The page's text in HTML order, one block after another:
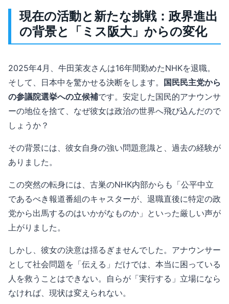
現在の活動と新たな挑戦：政界進出
の背景と「ミス阪大」からの変化
2025年4月、牛田茉友さんは16年間勤めたNHKを退職。
そして、日本中を驚かせる決断をします。
国民民主党から
の参議院選挙への立候補です。安定した国民的アナウンサ
ーの地位を捨て、なぜ彼女は政治の世界へ飛び込んだので
しょうか？
その背景には、彼女自身の強い問題意識と、過去の経験が
ありました。
この突然の転身には、古巣のNHK内部からも「公平中立
であるべき報道番組のキャスターが、退職直後に特定の政
党から出馬するのはいかがなものか」といった厳しい声が
上がりました。
しかし、彼女の決意は揺るぎませんでした。アナウンサー
として社会問題を「伝える」だけでは、本当に困っている
人を救うことはできない。自らが「実行する」立場になら
なければ、現状は変えられない。